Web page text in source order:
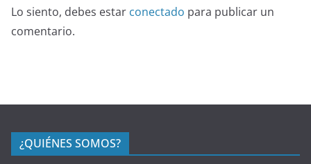
Lo siento, debes estar conectado para publicar un
comentario.
¿QUIÉNES SOMOS?